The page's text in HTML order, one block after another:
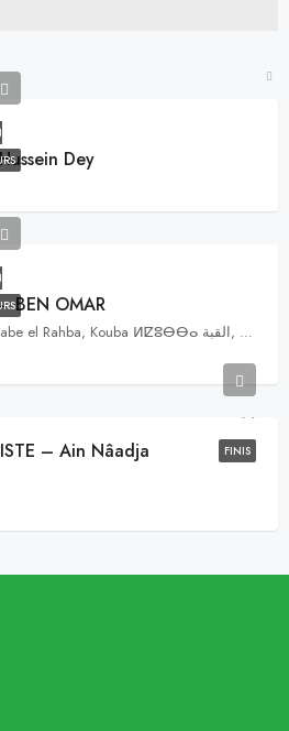
Dey
BEN OMAR
Parc Ben Omar, Jolie Vue, Babe el Rahba, Kouba ⵍⵇⵓⴱⴱⴰ القبة, Hussein Dey, Alger, Algérie ⵍⵣⵣⴰⵢⴻⵔ الجزائر
FINIS
– Ain Nâadja